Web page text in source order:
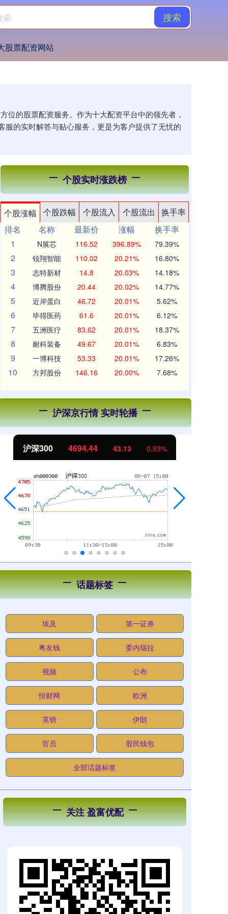
搜索
股票配资网站
位的股票配资服务。作为十大配资平台中的领先者，
的实时解答与贴心服务，更是为客户提供了无忧的
个股实时涨跌榜
个股涨幅 个股跌幅 个股流入 个股流出
换手率
排名
名称 最新价 涨幅
换手率
1
N展芯 116.52 396.89% 79.39%
2 锐翔智能 110.02 20.21% 16.80%
3 志特新材 14.8 20.03% 14.18%
4 博腾股份 20.44 20.02% 14.77%
5 近岸蛋白 46.72 20.01% 5.62%
6 毕得医药 61.6 20.01% 6.12%
7 五洲医疗 83.62 20.01% 18.37%
8 耐科装备 49.67 20.01% 6.83%
9 一博科技 53.33 20.01% 17.26%
10 方邦股份 146.16 20.00% 7.68%
沪深京行情 实时轮播
沪深300 4694.44 43.13 0.93%
话题标签
埃及 第一证券
粤友钱 委内瑞拉
视频 公布
恒财网 欧洲
英镑 伊朗
官员 股民钱包
全部话题标签
关注 盈富优配